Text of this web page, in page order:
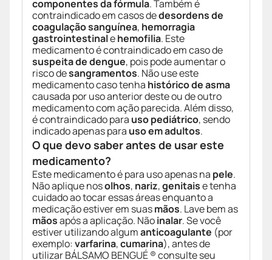
componentes da fórmula. Também é
contraindicado em casos dedesordens de
coagulação sanguínea, hemorragia
gastrointestinalehemofilia. Este
medicamento é contraindicado em caso de
suspeita de dengue, pois pode aumentar o
risco desangramentos. Não use este
medicamento caso tenha histórico de asma
causada por uso anterior deste ou de outro
medicamento com ação parecida. Além disso,
é contraindicado para uso pediátrico, sendo
indicado apenas para uso em adultos.
O que devo saber antes de usar este
medicamento?
Este medicamento é para uso apenas na pele.
Não aplique nosolhos, nariz,genitaise tenha
cuidado ao tocar essas áreas enquanto a
medicação estiver em suasmãos. Lave bem as
mãosapós a aplicação. Nãoinalar. Se você
estiver utilizando algumanticoagulante (por
exemplo:varfarina,cumarina), antes de
utilizar BÁLSAMO BENGUÉ ® consulte seu